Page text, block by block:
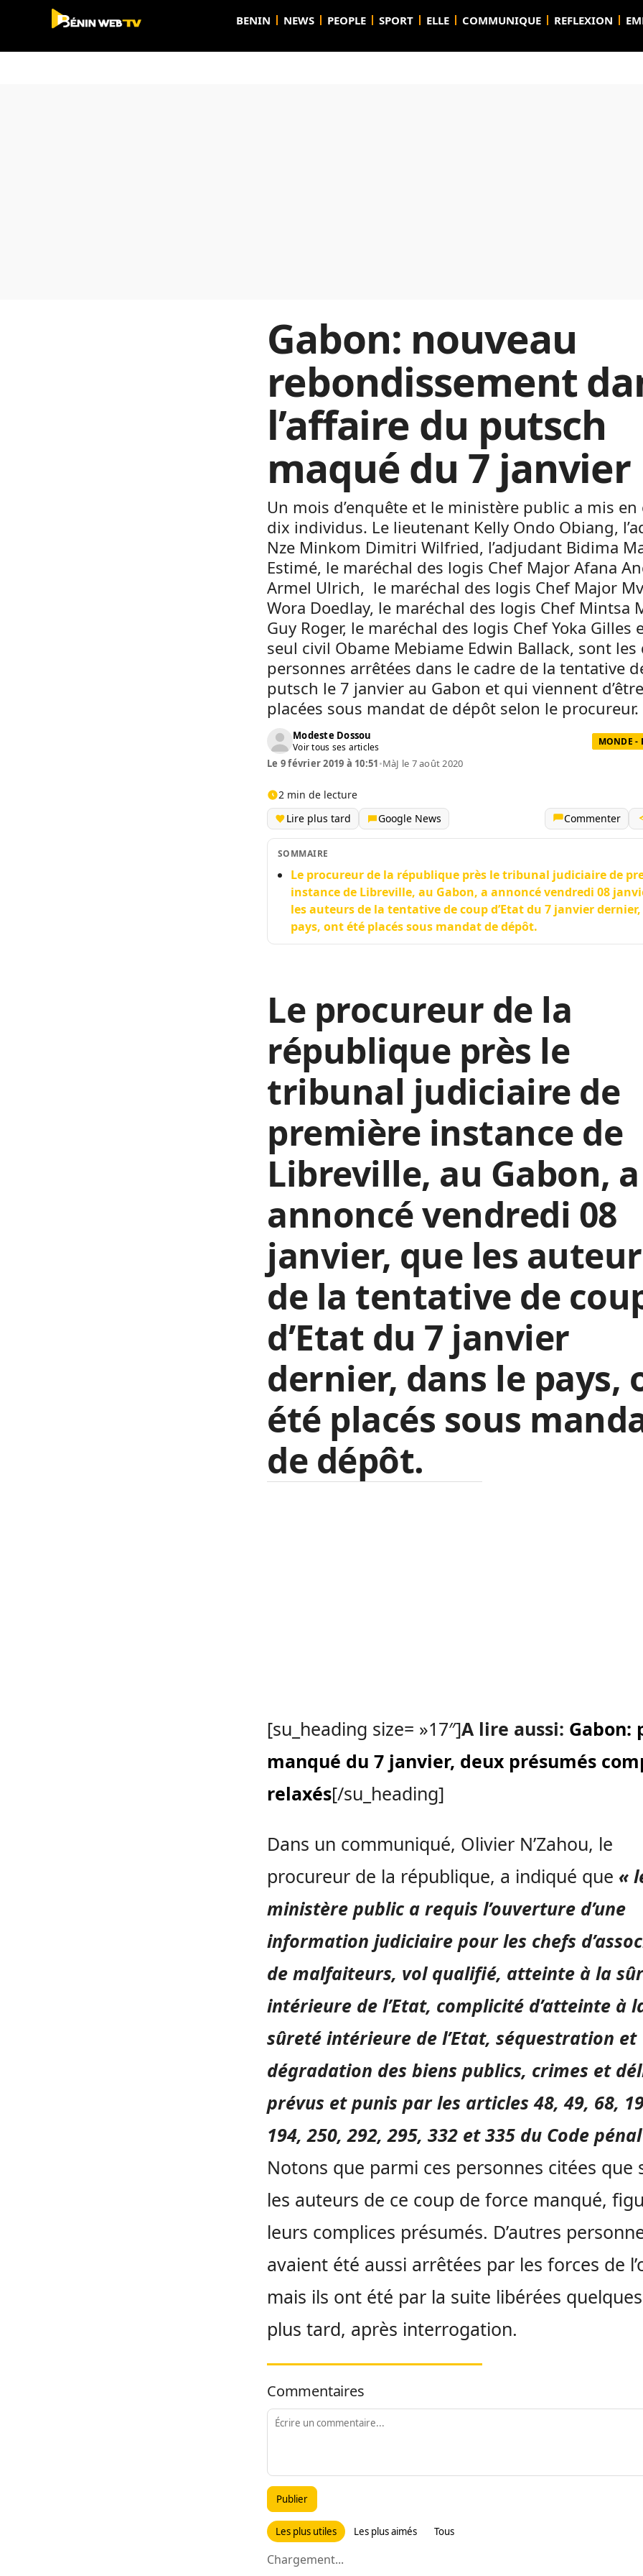
BENIN NEWS PEOPLE SPORT ELLE COMMUNIQUE REFLEXION
Gabon: nouveau
rebondissement
l’affaire du putsch
maqué du 7 janvier
Un mois d’enquête et le ministère public a mis en
dix individus. Le lieutenant Kelly Ondo Obiang,
Nze Minkom Dimitri Wilfried, l’adjudant Bidima
Estimé, le maréchal des logis Chef Major Afana
Armel Ulrich, le maréchal des logis Chef Major
Wora Doedlay, le maréchal des logis Chef Mintsa
Guy Roger, le maréchal des logis Chef Yoka Gilles
seul civil Obame Mebiame Edwin Ballack, sont les
personnes arrêtées dans le cadre de la tentative
putsch le 7 janvier au Gabon et qui viennent d’être
placées sous mandat de dépôt selon le procureur.
Modeste Dossou
Voir tous ses articles MONDE -
Le 9 février 2019 à 10:51•MàJ le 7 août 2020
2 min de lecture
Lire plus tard
Google News Commenter
SOMMAIRE
Le procureur de la république près le tribunal judiciaire de
instance de Libreville, au Gabon, a annoncé vendredi 08
les auteurs de la tentative de coup d’Etat du 7 janvier
pays, ont été placés sous mandat de dépôt.
Le procureur de la
république près le
tribunal judiciaire de
première instance de
Libreville, au Gabon, a
annoncé vendredi 08
janvier, que les
de la tentative de
d’Etat du 7 janvier
dernier, dans le pays,
été placés sous
de dépôt.
[su_heading size= »17″]A lire aussi: Gabon:
manqué du 7 janvier, deux présumés
relaxés[/su_heading]
Dans un communiqué, Olivier N’Zahou, le
procureur de la république, a indiqué que «
ministère public a requis l’ouverture d’une
information judiciaire pour les chefs
de malfaiteurs, vol qualifié, atteinte à la
intérieure de l’Etat, complicité d’atteinte à
sûreté intérieure de l’Etat, séquestration et
dégradation des biens publics, crimes et
prévus et punis par les articles 48, 49, 68,
194, 250, 292, 295, 332 et 335 du Code
Notons que parmi ces personnes citées que
les auteurs de ce coup de force manqué,
leurs complices présumés. D’autres
avaient été aussi arrêtées par les forces de
mais ils ont été par la suite libérées
plus tard, après interrogation.
Commentaires
Publier
Les plus utiles Les plus aimés Tous
Chargement...